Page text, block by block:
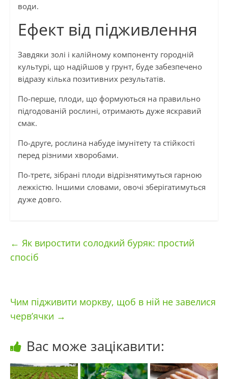
води.
Ефект від підживлення
Завдяки золі і калійному компоненту городній
культурі, що надійшов у грунт, буде забезпечено
відразу кілька позитивних результатів.
По-перше, плоди, що формуються на правильно
підгодованій рослині, отримають дуже яскравий
смак.
По-друге, рослина набуде імунітету та стійкості
перед різними хворобами.
По-третє, зібрані плоди відрізнятимуться гарною
лежкістю. Іншими словами, овочі зберігатимуться
дуже довго.
← Як виростити солодкий буряк: простий
спосіб
Чим підживити моркву, щоб в ній не завелися
черв’ячки →
Вас може зацікавити: